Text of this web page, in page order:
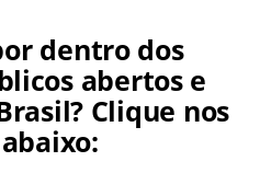
dentro dos
abertos e
Clique nos